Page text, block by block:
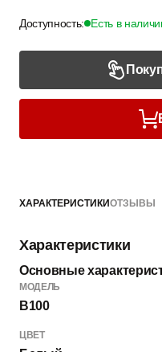
Доступность: Есть в
ХАРАКТЕРИСТИКИОТЗЫВЫ
Характеристики
Основные
МОДЕЛЬ
B100
ЦВЕТ